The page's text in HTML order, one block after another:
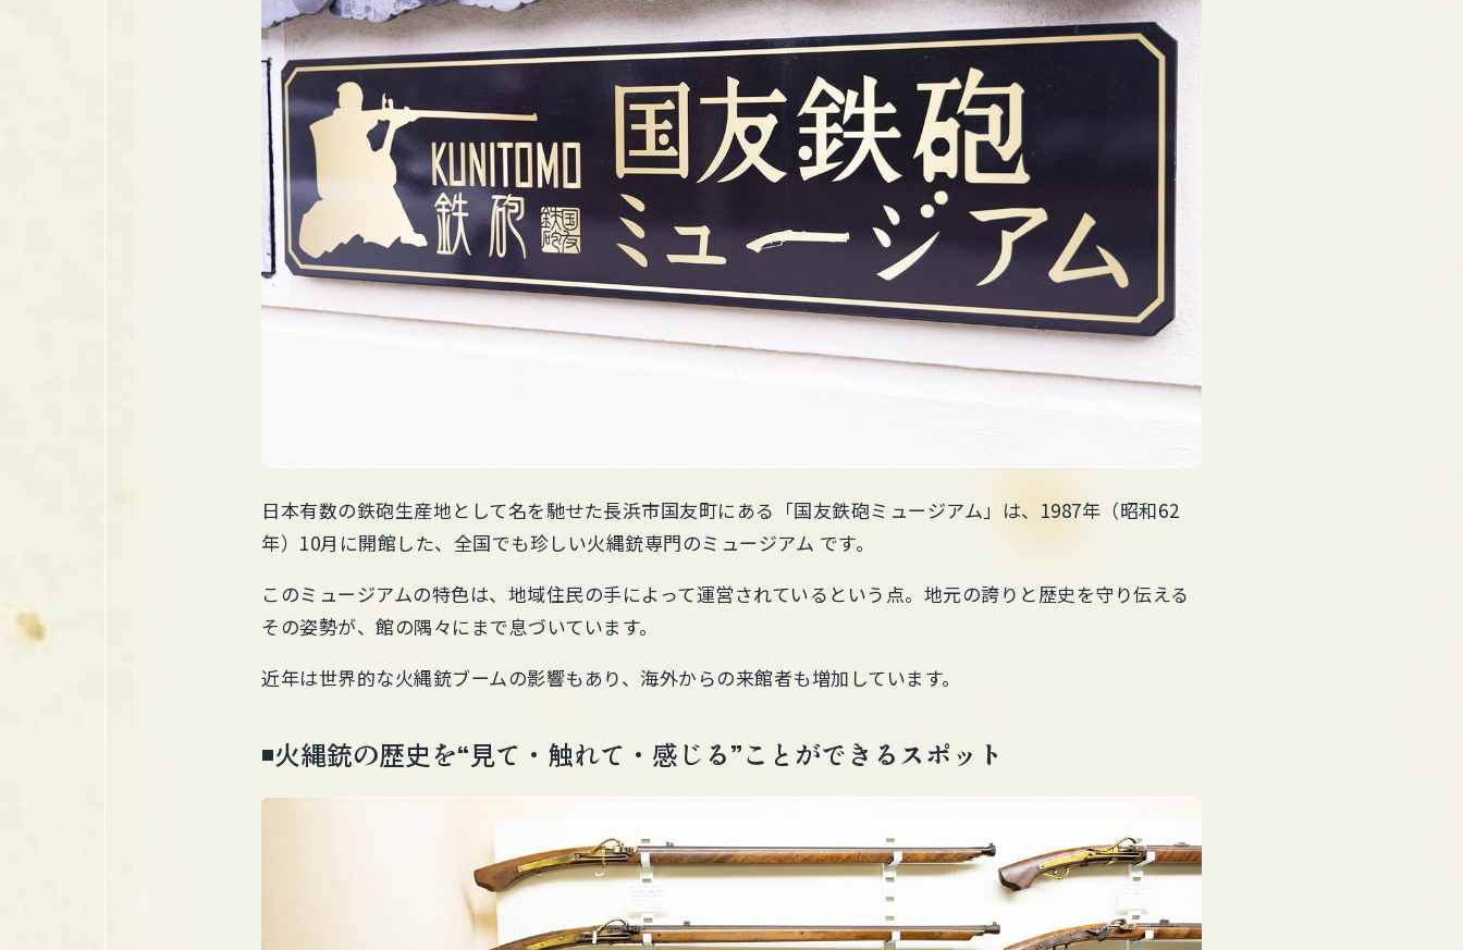
日本有数の鉄砲生産地として名を馳せた長浜市国友町にある「国友鉄砲ミュージアム」は、1987年（昭和62
年）10月に開館した、全国でも珍しい火縄銃専門のミュージアム です。
このミュージアムの特色は、地域住民の手によって運営されているという点。地元の誇りと歴史を守り伝える
その姿勢が、館の隅々にまで息づいています。
近年は世界的な火縄銃ブームの影響もあり、海外からの来館者も増加しています。
◾️火縄銃の歴史を“見て・触れて・感じる”ことができるスポット